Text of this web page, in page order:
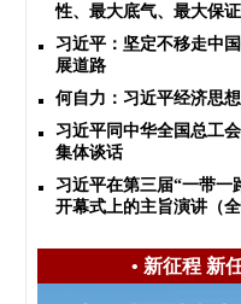
性、最大底气、最大保证
习近平：坚定不移走中
展道路
何自力：习近平经济思
习近平同中华全国总工
集体谈话
习近平在第三届“一带一
开幕式上的主旨演讲（全
• 新征程 新